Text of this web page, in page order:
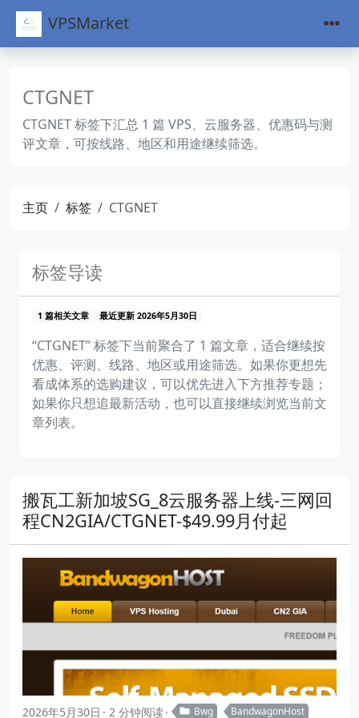
VPSMarket
CTGNET
CTGNET 标签下汇总 1 篇 VPS、云服务器、优惠码与测
评文章，可按线路、地区和用途继续筛选。
主页 标签 CTGNET
标签导读
1 篇相关文章 最近更新 2026年5月30日
“CTGNET” 标签下当前聚合了 1 篇文章，适合继续按
优惠、评测、线路、地区或用途筛选。如果你更想先
看成体系的选购建议，可以优先进入下方推荐专题；
如果你只想追最新活动，也可以直接继续浏览当前文
章列表。
搬瓦工新加坡SG_8云服务器上线-三网回
程CN2GIA/CTGNET-$49.99月付起
2026年5月30日 2 分钟阅读 Bwg BandwagonHost